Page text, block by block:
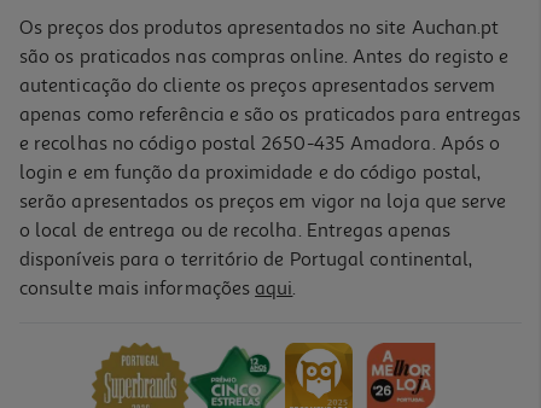
-10%
Livro Saúde Dos Pés À Cabeça De Pedro Barreira E João Vasco
PVP de editor
15,93 €
Os preços dos produtos apresentados no site Auchan.pt
são os praticados nas compras online. Antes do registo e
autenticação do cliente os preços apresentados servem
apenas como referência e são os praticados para entregas
e recolhas no código postal 2650-435 Amadora. Após o
login e em função da proximidade e do código postal,
serão apresentados os preços em vigor na loja que serve
o local de entrega ou de recolha. Entregas apenas
disponíveis para o território de Portugal continental,
consulte mais informações aqui.